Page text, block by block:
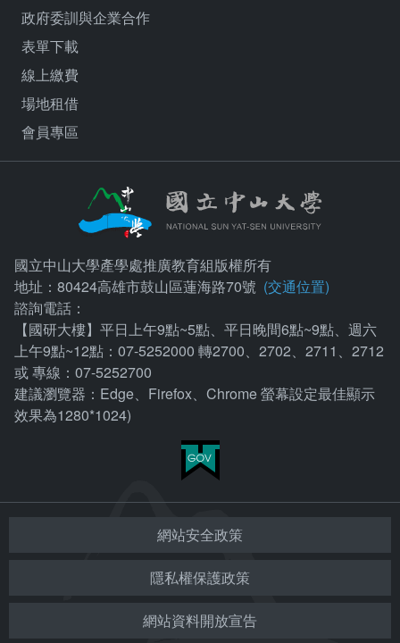
政府委訓與企業合作
表單下載
線上繳費
場地租借
會員專區
國立中山大學產學處推廣教育組版權所有
地址：80424高雄市鼓山區蓮海路70號 (交通位置)
諮詢電話：
【國研大樓】平日上午9點~5點、平日晚間6點~9點、週六
上午9點~12點：07-5252000 轉2700、2702、2711、2712
或 專線：07-5252700
建議瀏覽器：Edge、Firefox、Chrome 螢幕設定最佳顯示
效果為1280*1024)
網站安全政策
隱私權保護政策
網站資料開放宣告